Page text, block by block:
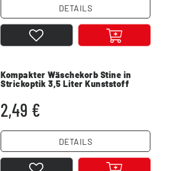
DETAILS
Kompakter Wäschekorb Stine in
Strickoptik 3,5 Liter Kunststoff
2,49 €
DETAILS